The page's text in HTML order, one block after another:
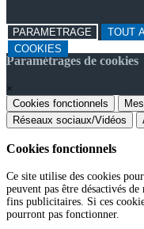
PARAMETRAGE TOUT
COOKIES
Paramétrages de cookies
×
Cookies fonctionnels
Réseaux sociaux/Vidéos
Cookies fonctionnels
Ce site utilise des cookies
peuvent pas être désactivés
fins publicitaires. Si ces
pourront pas fonctionner.